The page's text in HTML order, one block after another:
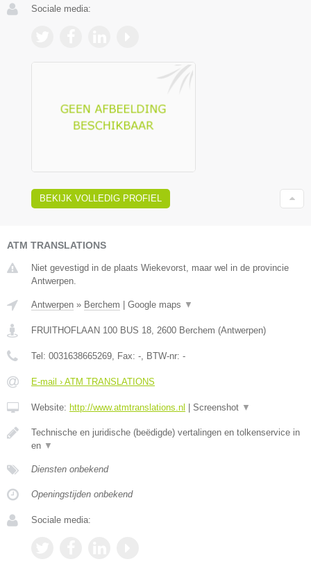
Sociale media:
BEKIJK VOLLEDIG PROFIEL
ATM TRANSLATIONS
Niet gevestigd in de plaats Wiekevorst, maar wel in de provincie
Antwerpen.
Antwerpen » Berchem Google maps ▼
FRUITHOFLAAN 100 BUS 18 2600 Berchem (Antwerpen)
Tel: 0031638665269 , Fax: - , BTW-nr: -
E-mail › ATM TRANSLATIONS
Website: http://www.atmtranslations.nl Screenshot ▼
Technische en juridische (beëdigde) vertalingen en tolkenservice in
en ▼
Diensten onbekend
Openingstijden onbekend
Sociale media: